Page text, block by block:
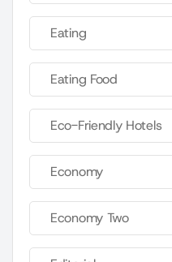
Eating
Eating Food
Eco-Friendly Hotels
Economy
Economy Two